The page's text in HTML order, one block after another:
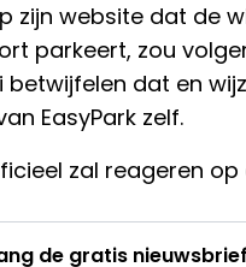
zijn website dat de
parkeert, zou
betwijfelen dat en
EasyPark zelf.
zal reageren
de gratis nieuwsbrief